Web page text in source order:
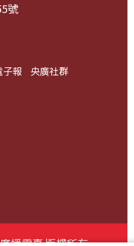
號
報 央廣社群